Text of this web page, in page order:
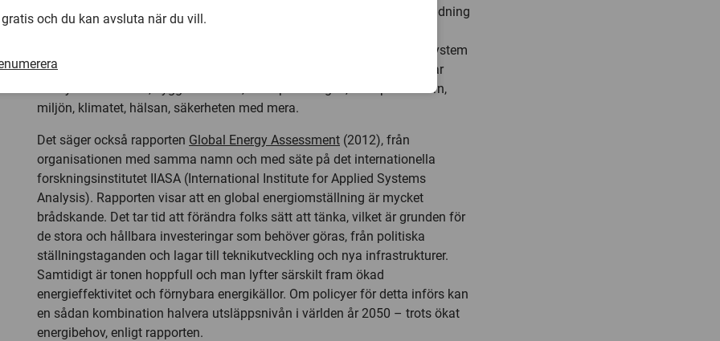
Samtidigt ökar energibehovet i världen; kopplingen mellan energianvändning
på jorden, som framför allt bor i städer. Det behövs energisystem
som är säkra, miljövänliga och billiga. Integrerade energisystem som tar
hänsyn till industrin, byggbranschen, stadsplaneringen, transportsektorn,
miljön, klimatet, hälsan, säkerheten med mera.
Det säger också rapporten Global Energy Assessment (2012), från
organisationen med samma namn och med säte på det internationella
forskningsinstitutet IIASA (International Institute for Applied Systems
Analysis). Rapporten visar att en global energiomställning är mycket
brådskande. Det tar tid att förändra folks sätt att tänka, vilket är grunden för
de stora och hållbara investeringar som behöver göras, från politiska
ställningstaganden och lagar till teknikutveckling och nya infrastrukturer.
Samtidigt är tonen hoppfull och man lyfter särskilt fram ökad
energieffektivitet och förnybara energikällor. Om policyer för detta införs kan
en sådan kombination halvera utsläppsnivån i världen år 2050 – trots ökat
energibehov, enligt rapporten.
gratis och du kan avsluta när du vill.